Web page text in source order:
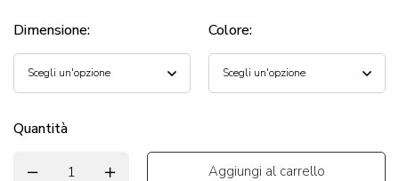
Dimensione: Colore:
Quantità
Aggiungi al carrello